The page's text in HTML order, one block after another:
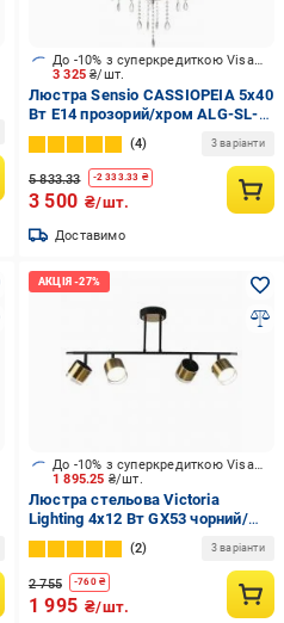
3 325₴/шт.
До -10% з суперкредиткою Visa Вигода
Люстра Sensio CASSIOPEIA 5x40
Вт E14 прозорий/хром ALG-SL-
98405-05
4 3 варіанти
5 833.33 -2 333.33 ₴
3 500 ₴/шт.
Доставимо
1 895.25 ₴/шт.
До -10% з суперкредиткою Visa Вигода
Люстра стельова Victoria
Lighting 4x12 Вт GX53 чорний/
золото Spit/PL4 gold
2 3 варіанти
2 755 -760₴
1 995 ₴/шт.